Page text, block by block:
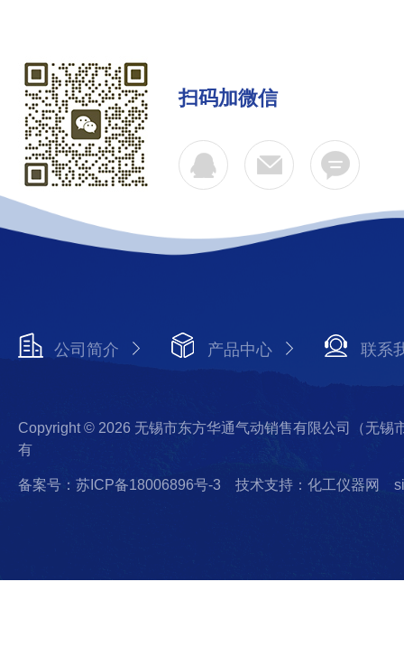
扫码加微信
公司简介 产品中心 联系
Copyright © 2026 无锡市东方华通气动销售有限公司（无锡
有
备案号：苏ICP备18006896号-3 技术支持：化工仪器网